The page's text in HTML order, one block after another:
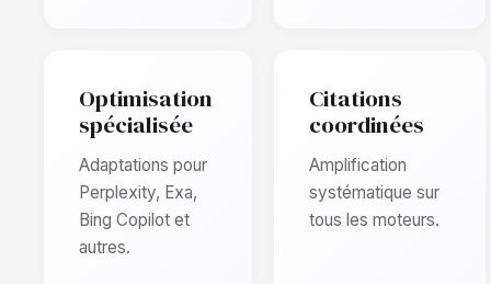
Optimisation
spécialisée
Adaptations pour
Perplexity, Exa,
Bing Copilot et
autres.
Citations
coordinées
Amplification
systématique sur
tous les moteurs.